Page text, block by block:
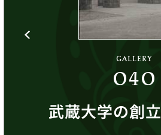
GALLERY
040
武蔵大学の創立